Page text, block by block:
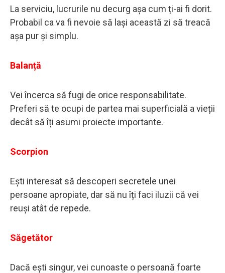
La serviciu, lucrurile nu decurg așa cum ți-ai fi dorit.
Probabil ca va fi nevoie să lași această zi să treacă
așa pur și simplu.
Balanță
Vei încerca să fugi de orice responsabilitate.
Preferi să te ocupi de partea mai superficială a vieții
decât să îți asumi proiecte importante.
Scorpion
Ești interesat să descoperi secretele unei
persoane apropiate, dar să nu îți faci iluzii că vei
reuși atât de repede.
Săgetător
Dacă ești singur, vei cunoaste o persoană foarte